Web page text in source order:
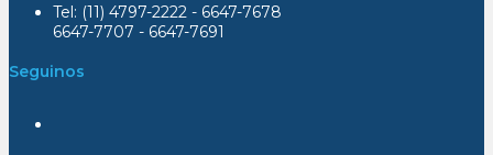
Tel: (11) 4797-2222 - 6647-7678
6647-7707 - 6647-7691
Seguinos